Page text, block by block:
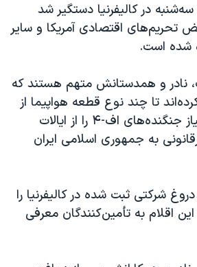
رهبری ایران
نوبل صلح
«سی‌پک»
چین
سه‌شنبه در کالیفرنیا دستگیر شد
تحریم‌های اقتصادی آمریکا و سایر
شده است.
نادر و همدستانش متهم هستند که
تلاش کرده‌اند تا چند نوع قطعه هواپیما از
جمله قطعات مورد نیاز جنگنده‌های اف-۴ را از ایالات
به جمهوری اسلامی ایران
شرکتی ثبت شده در کالیفرنیا را
این اقلام به تأمین‌کنندگان معرفی